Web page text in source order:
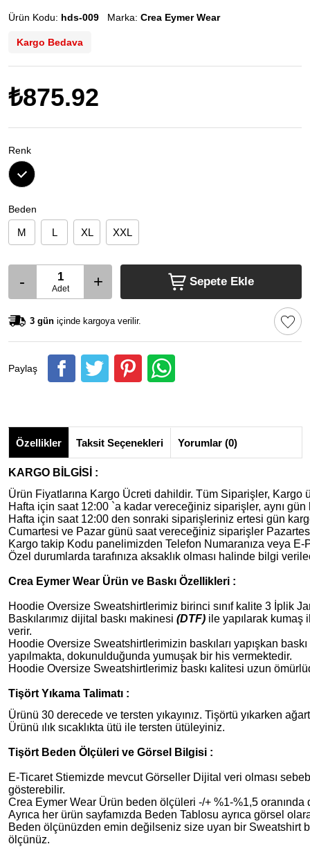
Ürün Kodu: hds-009 Marka: Crea Eymer Wear
Kargo Bedava
₺875.92
Renk
Beden
M L XL XXL
- Adet + Sepete Ekle
3 gün içinde kargoya verilir.
Paylaş
Özellikler Taksit Seçenekleri Yorumlar (0)
KARGO BİLGİSİ :
Ürün Fiyatlarına Kargo Ücreti dahildir. Tüm Siparişler,
Hafta için saat 12:00 `a kadar vereceğiniz siparişler, aynı
Hafta için saat 12:00 den sonraki siparişleriniz ertesi gün
Cumartesi ve Pazar günü saat vereceğiniz siparişler
Kargo takip Kodu panelimizden Telefon Numaranıza veya E-
Özel durumlarda tarafınıza aksaklık olması halinde bilgi
Crea Eymer Wear Ürün ve Baskı Özellikleri :
Hoodie Oversize Sweatshirtlerimiz birinci sınıf kalite 3 İplik
Baskılarımız dijital baskı makinesi (DTF) ile yapılarak kumaş
verir.
Hoodie Oversize Sweatshirtlerimizin baskıları yapışkan
yapılmakta, dokunulduğunda yumuşak bir his vermektedir.
Hoodie Oversize Sweatshirtlerimiz baskı kalitesi uzun
Tişört Yıkama Talimatı :
Ürünü 30 derecede ve tersten yıkayınız. Tişörtü yıkarken
Ürünü ılık sıcaklıkta ütü ile tersten ütüleyiniz.
Tişört Beden Ölçüleri ve Görsel Bilgisi :
E-Ticaret Stiemizde mevcut Görseller Dijital veri olması
gösterebilir.
Crea Eymer Wear Ürün beden ölçüleri -/+ %1-%1,5
Ayrıca her ürün sayfamızda Beden Tablosu ayrıca görsel
Beden ölçünüzden emin değilseniz size uyan bir Sweatshirt
ölçünüz.